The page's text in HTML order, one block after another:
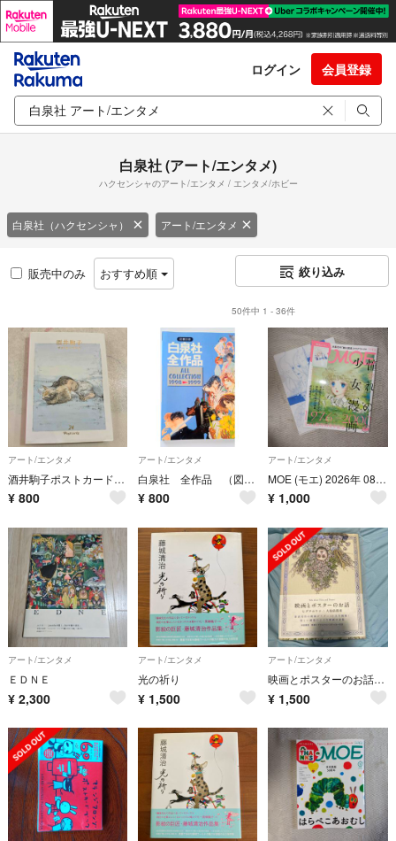
ログイン 会員登録
白泉社 (アート/エンタメ)
ハクセンシャのアート/エンタメ / エンタメ/ホビー
白泉社（ハクセンシャ） アート/エンタメ
販売中のみ おすすめ順 絞り込み
50件中 1 - 36件
アート/エンタメ
酒井駒子ポストカードブック ２４ＰＯＳＴＣＡＲＤＳ
¥ 800
アート/エンタメ
白泉社 全作品 （図書目録）1998〜1999
¥ 800
アート/エンタメ
MOE (モエ) 2026年 08月号 [雑誌] 少女漫画
¥ 1,000
アート/エンタメ
ＥＤＮＥ
¥ 2,300
アート/エンタメ
光の祈り
¥ 1,500
アート/エンタメ
映画とポスターのお話 ヒグチユウコ 大島依提亜
¥ 1,500